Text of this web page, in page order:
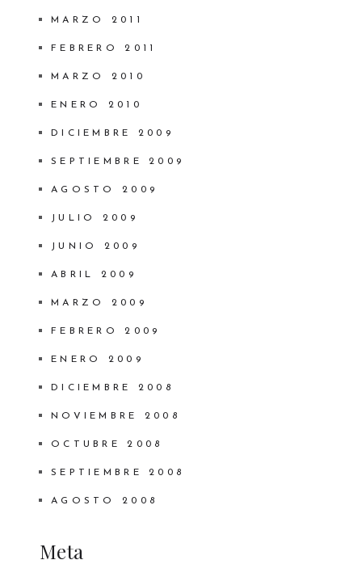
MARZO 2011
FEBRERO 2011
MARZO 2010
ENERO 2010
DICIEMBRE 2009
SEPTIEMBRE 2009
AGOSTO 2009
JULIO 2009
JUNIO 2009
ABRIL 2009
MARZO 2009
FEBRERO 2009
ENERO 2009
DICIEMBRE 2008
NOVIEMBRE 2008
OCTUBRE 2008
SEPTIEMBRE 2008
AGOSTO 2008
Meta